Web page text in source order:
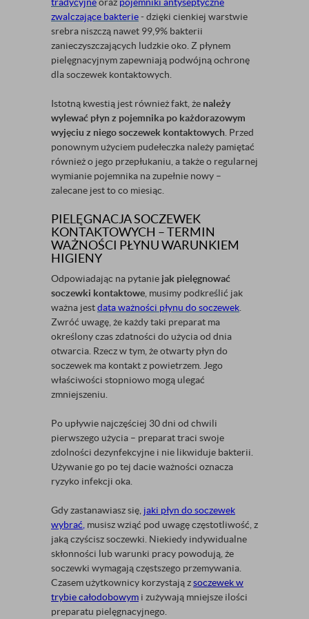
zwalczające bakterie- dzięki cienkiej warstwie
srebra niszczą nawet 99,9% bakterii
zanieczyszczających ludzkie oko. Z płynem
pielęgnacyjnym zapewniają podwójną ochronę
dla soczewek kontaktowych.
Istotną kwestią jest również fakt, że należy
wylewać płyn z pojemnika po każdorazowym
wyjęciu z niego soczewek kontaktowych . Przed
ponownym użyciem pudełeczka należy pamiętać
również o jego przepłukaniu, a także o regularnej
wymianie pojemnika na zupełnie nowy –
zalecane jest to co miesiąc.
PIELĘGNACJA SOCZEWEK
KONTAKTOWYCH – TERMIN
WAŻNOŚCI PŁYNU WARUNKIEM
HIGIENY
Odpowiadając na pytanie jak pielęgnować
soczewki kontaktowe , musimy podkreślić jak
ważna jestdata ważności płynu do soczewek
Zwróć uwagę, że każdy taki preparat ma
określony czas zdatności do użycia od dnia
otwarcia. Rzecz w tym, że otwarty płyn do
soczewek ma kontakt z powietrzem. Jego
właściwości stopniowo mogą ulegać
zmniejszeniu.
Po upływie najczęściej 30 dni od chwili
pierwszego użycia – preparat traci swoje
zdolności dezynfekcyjne i nie likwiduje bakterii.
Używanie go po tej dacie ważności oznacza
ryzyko infekcji oka.
Gdy zastanawiasz się, jaki płyn do soczewek
wybrać musisz wziąć pod uwagę częstotliwość, z
jaką czyścisz soczewki. Niekiedy indywidualne
skłonności lub warunki pracy powodują, że
soczewki wymagają częstszego przemywania.
Czasem użytkownicy korzystają zsoczewek w
trybie całodobowym i zużywają mniejsze ilości
preparatu pielęgnacyjnego.